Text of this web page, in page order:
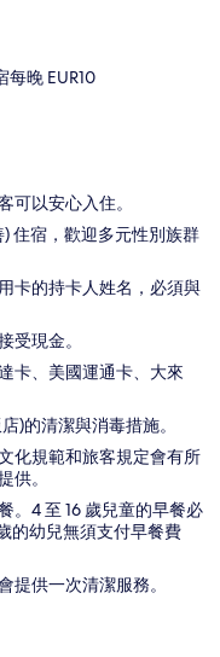
晚 EUR10
可以安心入住。
住宿，歡迎多元性別族群
卡的持卡人姓名，必須與
受現金。
卡、美國運通卡、大來
)的清潔與消毒措施。
化規範和旅客規定會有所
供。
。4 至 16 歲兒童的早餐必
的幼兒無須支付早餐費
提供一次清潔服務。